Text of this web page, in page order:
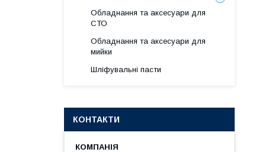
Обладнання та аксесуари для
СТО
Обладнання та аксесуари для
мийки
Шліфувальні пасти
КОНТАКТИ